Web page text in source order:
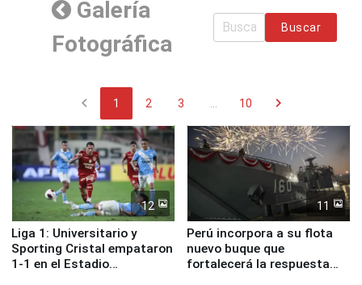
Galería
Fotográfica
Buscar
chevron_left 1 2 3 10 chevron_right
12
Liga 1: Universitario y
Sporting Cristal empataron
1-1 en el Estadio
11
Perú incorpora a su flota
nuevo buque que
fortalecerá la respuesta